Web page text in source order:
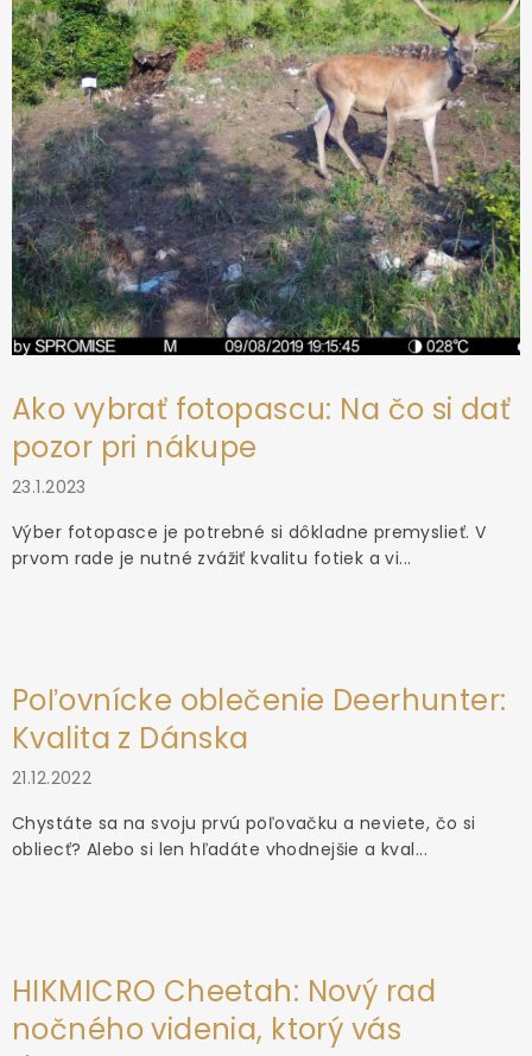
e
Ako vybrať fotopascu: Na čo si dať
pozor pri nákupe
23.1.2023
Výber fotopasce je potrebné si dôkladne premyslieť. V
prvom rade je nutné zvážiť kvalitu fotiek a vi...
Poľovnícke oblečenie Deerhunter:
Kvalita z Dánska
21.12.2022
Chystáte sa na svoju prvú poľovačku a neviete, čo si
obliecť? Alebo si len hľadáte vhodnejšie a kval...
HIKMICRO Cheetah: Nový rad
nočného videnia, ktorý vás